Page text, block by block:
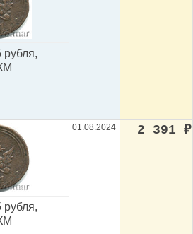
рубля,
рубля,
01.08.2024 2 391 ₽